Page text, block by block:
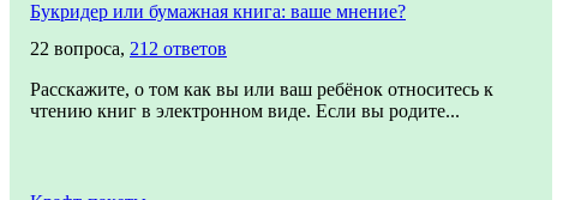
Букридер или бумажная книга: ваше мнение?
22 вопроса, 212 ответов
Расскажите, о том как вы или ваш ребёнок относитесь к
чтению книг в электронном виде. Если вы родите...